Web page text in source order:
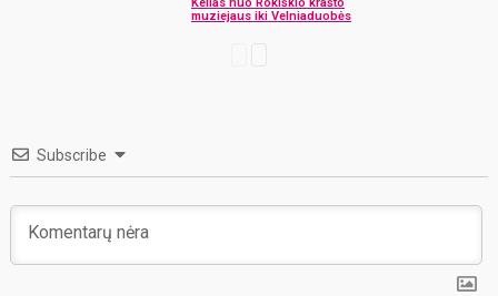
muziejaus iki Velniaduobės
Subscribe